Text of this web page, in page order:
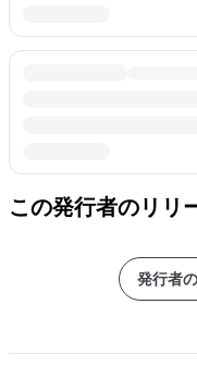
この発行者のリリ
発行者